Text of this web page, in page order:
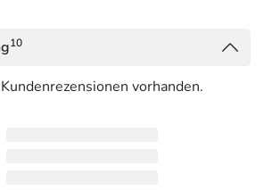
10
vorhanden.